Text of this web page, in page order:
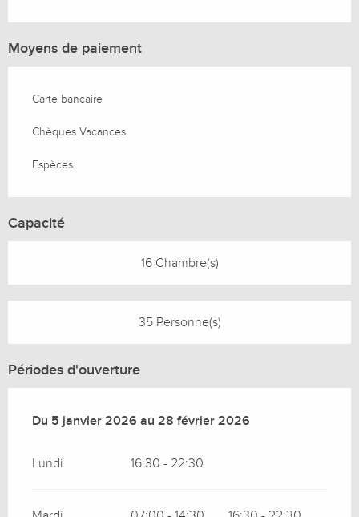
Moyens de paiement
Carte bancaire
Chèques Vacances
Espèces
Capacité
16 Chambre(s)
35 Personne(s)
Périodes d'ouverture
Du 5 janvier 2026 au 28 février 2026
Du 5 janvier 2026 au 28 février 2026
Lundi 16:30 - 22:30